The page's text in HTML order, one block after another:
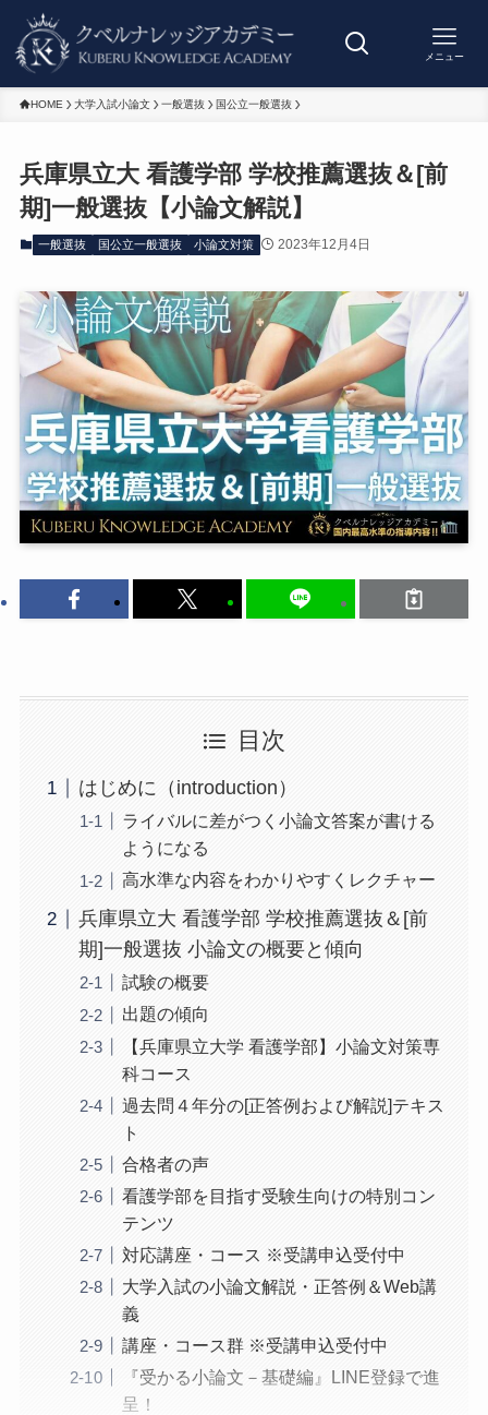
メニュー
HOME 大学入試小論文 一般選抜 国公立一般選抜
兵庫県立大 看護学部 学校推薦選抜＆[前
期]一般選抜【小論文解説】
一般選抜 国公立一般選抜 小論文対策 2023年12月4日
目次
はじめに（introduction）
ライバルに差がつく小論文答案が書ける
ようになる
高水準な内容をわかりやすくレクチャー
兵庫県立大 看護学部 学校推薦選抜＆[前
期]一般選抜 小論文の概要と傾向
試験の概要
出題の傾向
【兵庫県立大学 看護学部】小論文対策専
科コース
過去問４年分の[正答例および解説]テキス
ト
合格者の声
看護学部を目指す受験生向けの特別コン
テンツ
対応講座・コース ※受講申込受付中
大学入試の小論文解説・正答例＆Web講
義
講座・コース群 ※受講申込受付中
『受かる小論文－基礎編』LINE登録で進
呈！